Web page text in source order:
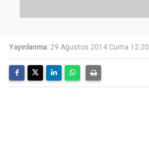
Yayınlanma: 29 Ağustos 2014 Cuma 12:20